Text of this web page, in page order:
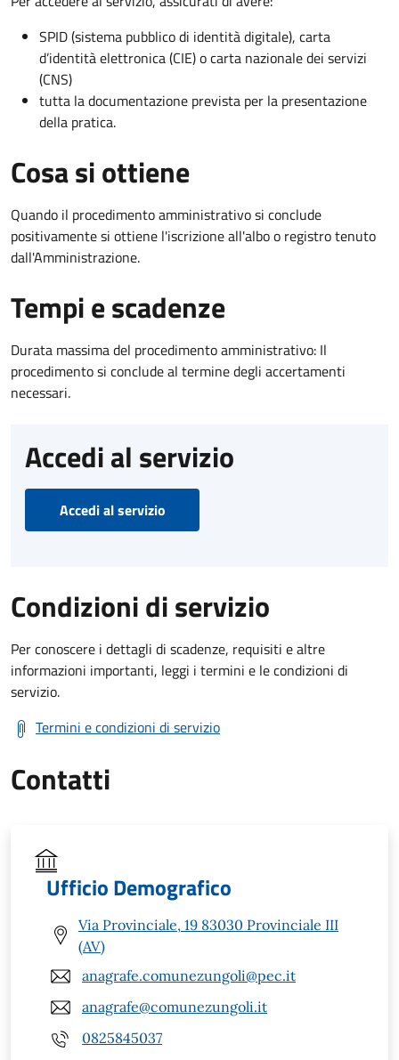
SPID (sistema pubblico di identità digitale), carta
d’identità elettronica (CIE) o carta nazionale dei servizi
(CNS)
tutta la documentazione prevista per la presentazione
della pratica.
Cosa si ottiene
Quando il procedimento amministrativo si conclude
positivamente si ottiene l'iscrizione all'albo o registro tenuto
dall'Amministrazione.
Tempi e scadenze
Durata massima del procedimento amministrativo: Il
procedimento si conclude al termine degli accertamenti
necessari.
Accedi al servizio
Accedi al servizio
Condizioni di servizio
Per conoscere i dettagli di scadenze, requisiti e altre
informazioni importanti, leggi i termini e le condizioni di
servizio.
Termini e condizioni di servizio
Contatti
Ufficio Demografico
Via Provinciale, 19 83030 Provinciale III
(AV)
anagrafe.comunezungoli@pec.it
anagrafe@comunezungoli.it
0825845037